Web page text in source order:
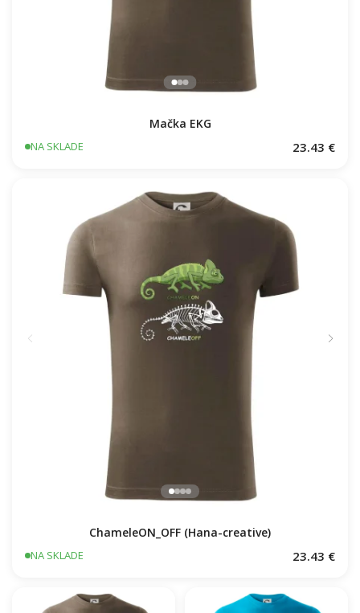
Mačka EKG
NA SKLADE 23.43 €
ChameleON_OFF (Hana-creative)
NA SKLADE 23.43 €